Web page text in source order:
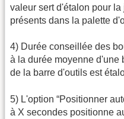
valeur sert d'étalon pour
présents dans la palette
4) Durée conseillée des
à la durée moyenne d'une
de la barre d'outils est
5) L'option “Positionner
à X secondes positionne